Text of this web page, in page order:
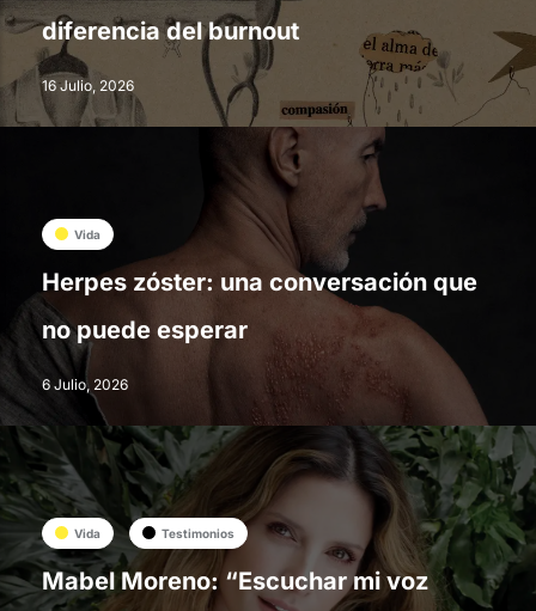
diferencia del burnout
16 Julio, 2026
Vida
Herpes zóster: una conversación que
no puede esperar
6 Julio, 2026
Vida Testimonios
Mabel Moreno: “Escuchar mi voz